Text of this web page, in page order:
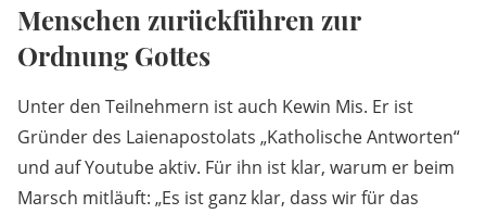
Menschen zurückführen zur
Ordnung Gottes
Unter den Teilnehmern ist auch Kewin Mis. Er ist
Gründer des Laienapostolats „Katholische Antworten“
und auf Youtube aktiv. Für ihn ist klar, warum er beim
Marsch mitläuft: „Es ist ganz klar, dass wir für das